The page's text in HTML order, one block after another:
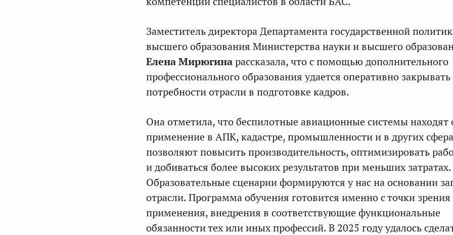
Заместитель директора Департамента государственной
высшего образования Министерства науки и высшего
Елена Мирюгинарассказала, что с помощью дополнительного
профессионального образования удается оперативно закрывать
потребности отрасли в подготовке кадров.
Она отметила, что беспилотные авиационные системы находят
применение в АПК, кадастре, промышленности и в других
позволяют повысить производительность, оптимизировать
и добиваться более высоких результатов при меньших затратах.
Образовательные сценарии формируются у нас на основании
отрасли. Программа обучения готовится именно с точки зрения
применения, внедрения в соответствующие функциональные
обязанности тех или иных профессий. В 2025 году удалось